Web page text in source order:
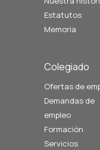
Estatutos
Memoria
Colegiado
Ofertas de
Demandas de
empleo
Formación
Servicios